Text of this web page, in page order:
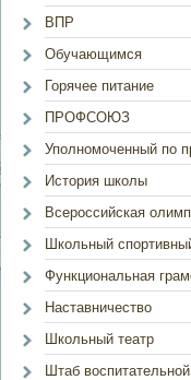
ВПР
Обучающимся
Горячее питание
ПРОФСОЮЗ
Уполномоченный по
История школы
Всероссийская
Школьный
Функциональная
Наставничество
Школьный театр
Штаб